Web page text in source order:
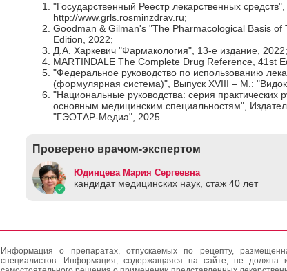
"Государственный Реестр лекарственных средств",
http://www.grls.rosminzdrav.ru;
Goodman & Gilman's "The Pharmacological Basis of
Edition, 2022;
Д.А. Харкевич "Фармакология", 13-е издание, 2022;
MARTINDALE The Complete Drug Reference, 41st
"Федеральное руководство по использованию
(формулярная система)", Выпуск XVIII – М.:
"Национальные руководства: серия практических
основным медицинским специальностям",
"ГЭОТАР-Медиа", 2025.
Проверено врачом-экспертом
Юдинцева Мария Сергеевна
кандидат медицинских наук, стаж 40 лет
Информация о препаратах, отпускаемых по рецепту,
специалистов. Информация, содержащаяся на сайте, не должна